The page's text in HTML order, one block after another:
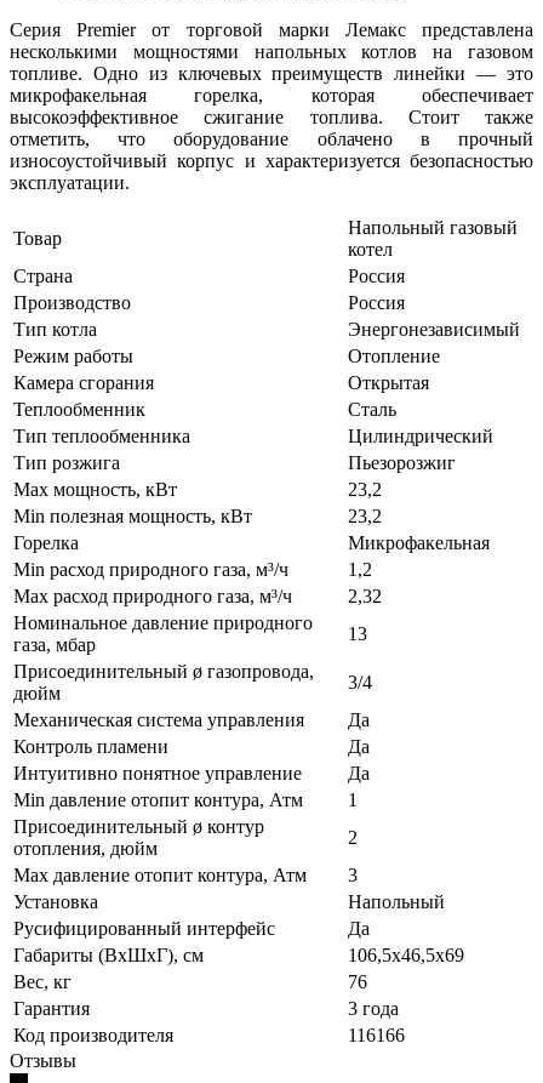
Серия Premier от торговой марки Лемакс представлена
несколькими мощностями напольных котлов на газовом
топливе. Одно из ключевых преимуществ линейки — это
микрофакельная горелка, которая обеспечивает
высокоэффективное сжигание топлива. Стоит также
отметить, что оборудование облачено в прочный
износоустойчивый корпус и характеризуется безопасностью
эксплуатации.
Товар
Напольный газовый
котел
Страна
Россия
Производство
Россия
Тип котла
Энергонезависимый
Режим работы
Отопление
Камера сгорания
Открытая
Теплообменник
Сталь
Тип теплообменника
Цилиндрический
Тип розжига
Пьезорозжиг
Max мощность, кВт
23,2
Min полезная мощность, кВт
23,2
Горелка
Микрофакельная
Min расход природного газа, м³/ч
1,2
Max расход природного газа, м³/ч
2,32
Номинальное давление природного
газа, мбар
13
Присоединительный ø газопровода,
дюйм
3/4
Механическая система управления
Да
Контроль пламени
Да
Интуитивно понятное управление
Да
Min давление отопит контура, Атм
1
Присоединительный ø контур
отопления, дюйм
2
Max давление отопит контура, Атм
3
Установка
Напольный
Русифицированный интерфейс
Да
Габариты (ВхШхГ), см
106,5х46,5х69
Вес, кг
76
Гарантия
3 года
Код производителя
116166
Отзывы